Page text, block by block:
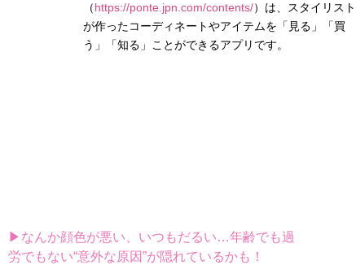
（https://ponte.jpn.com/contents/）は、スタイリスト
が作ったコーディネートやアイテムを「見る」「買
▶なんか顔色が悪い、いつもだるい…年齢でも過
労でもない“意外な原因”が隠れているかも！